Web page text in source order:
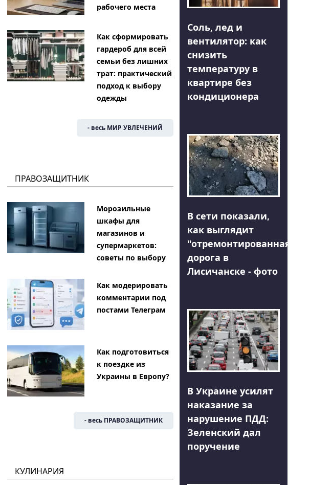
рабочего места
Как сформировать
гардероб для всей
семьи без лишних
трат: практический
подход к выбору
одежды
- весь МИР УВЛЕЧЕНИЙ
ПРАВОЗАЩИТНИК
Морозильные
шкафы для
магазинов и
супермаркетов:
советы по выбору
Как модерировать
комментарии под
постами Телеграм
Как подготовиться
к поездке из
Украины в Европу?
- весь ПРАВОЗАЩИТНИК
КУЛИНАРИЯ
Соль, лед и
вентилятор: как
снизить
температуру в
квартире без
кондиционера
В сети показали,
как выглядит
"отремонтированная"
дорога в
Лисичанске - фото
В Украине усилят
наказание за
нарушение ПДД:
Зеленский дал
поручение